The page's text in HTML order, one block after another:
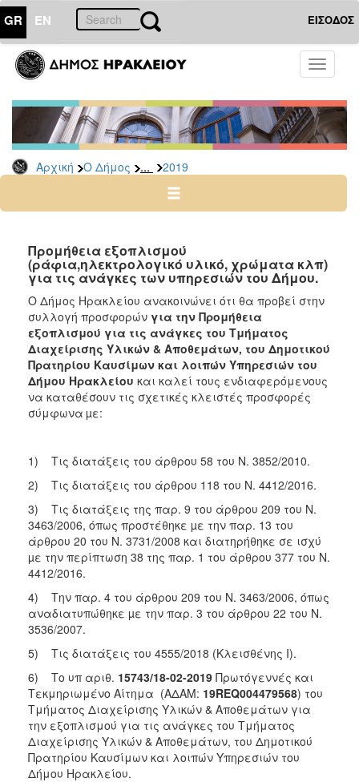
GR EN ΕΙΣΟΔΟΣ
Toggle
Αρχική Ο Δήμος ... 2019
ΔΗΜΟΣ
Διακηρύξεις
Δημοπρασίες
Αρχείο
2025
2023
2022
2021
2020
2019
2018
2017
ΤΟΠΟΣ
ΠΟΛΙΤΙΣΜΟΣ
ΑΝΘΕΚΤΙΚΗ
ΠΟΛΗ
Προμήθεια εξοπλισμού
(ράφια,ηλεκτρολογικό υλικό, χρώματα κλπ)
για τις ανάγκες των υπηρεσιών του Δήμου.
Ο Δήμος Ηρακλείου ανακοινώνει ότι θα προβεί στην
συλλογή προσφορών για την Προμήθεια
εξοπλισμού για τις ανάγκες του Τμήματος
Διαχείρισης Υλικών & Αποθεμάτων, του Δημοτικού
Πρατηρίου Καυσίμων και λοιπών Υπηρεσιών του
Δήμου Ηρακλείου και καλεί τους ενδιαφερόμενους
να καταθέσουν τις σχετικές κλειστές προσφορές
σύμφωνα µε:
1) Τις διατάξεις του άρθρου 58 του Ν. 3852/2010.
2) Τις διατάξεις του άρθρου 118 του Ν. 4412/2016.
3) Τις διατάξεις της παρ. 9 του άρθρου 209 του Ν.
3463/2006, όπως προστέθηκε µε την παρ. 13 του
άρθρου 20 του Ν. 3731/2008 και διατηρήθηκε σε ισχύ
µε την περίπτωση 38 της παρ. 1 του άρθρου 377 του Ν.
4412/2016.
4) Την παρ. 4 του άρθρου 209 του Ν. 3463/2006, όπως
αναδιατυπώθηκε µε την παρ. 3 του άρθρου 22 του Ν.
3536/2007.
5) Τις διατάξεις του 4555/2018 (Κλεισθένης I).
6) Το υπ αριθ. 15743/18-02-2019 Πρωτόγεννές και
Τεκμηριωμένο Αίτημα (ΑΔΑΜ: 19REQ004479568) του
Τμήματος Διαχείρισης Υλικών & Αποθεμάτων για
την εξοπλισμού για τις ανάγκες του Τμήματος
Διαχείρισης Υλικών & Αποθεμάτων, του Δημοτικού
Πρατηρίου Καυσίμων και λοιπών Υπηρεσιών του
Δήμου Ηρακλείου.